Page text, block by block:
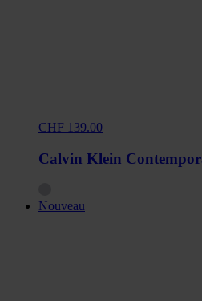
CHF 139.00
Calvin Klein
Nouveau